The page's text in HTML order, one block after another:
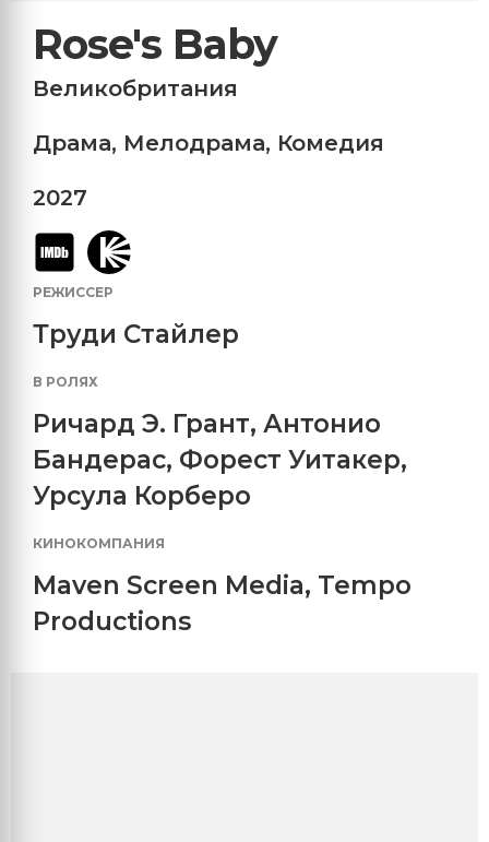
Rose's Baby
Великобритания
Драма, Мелодрама, Комедия
2027
РЕЖИССЕР
Труди Стайлер
В РОЛЯХ
Ричард Э. Грант, Антонио
Бандерас, Форест Уитакер,
Урсула Корберо
КИНОКОМПАНИЯ
Maven Screen Media, Tempo
Productions